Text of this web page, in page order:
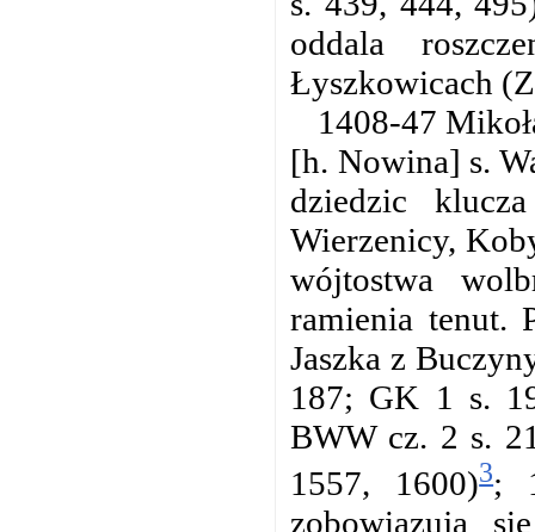
oddala
Łyszkowicach
1408-47
[h. Nowina] s.
dziedzic
Wierzenicy,
wójtostwa
ramienia tenut.
Jaszka z
187; GK 1 s.
BWW cz. 2 s.
1557, 1600)3;
zobowiązują